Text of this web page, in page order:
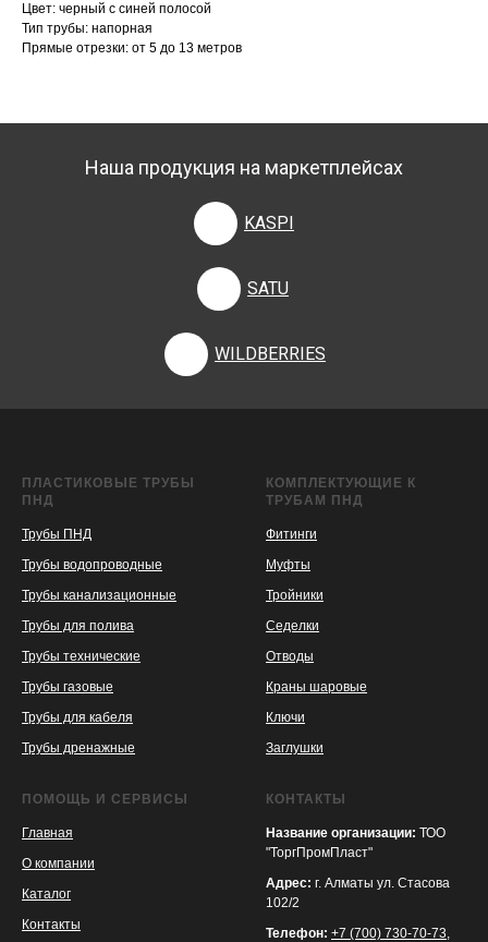
Цвет: черный с синей полосой
Тип трубы: напорная
Прямые отрезки: от 5 до 13 метров
Наша продукция на маркетплейсах
KASPI
SATU
WILDBERRIES
ПЛАСТИКОВЫЕ ТРУБЫ
ПНД
Трубы ПНД
Трубы водопроводные
Трубы канализационные
Трубы для полива
Трубы технические
Трубы газовые
Трубы для кабеля
Трубы дренажные
КОМПЛЕКТУЮЩИЕ К
ТРУБАМ ПНД
Фитинги
Муфты
Тройники
Седелки
Отводы
Краны шаровые
Ключи
Заглушки
ПОМОЩЬ И СЕРВИСЫ
Главная
О компании
Каталог
Контакты
КОНТАКТЫ
Название организации: ТОО
"ТоргПромПласт"
Адрес: г. Алматы ул. Стасова
102/2
Телефон: +7 (700) 730-70-73,